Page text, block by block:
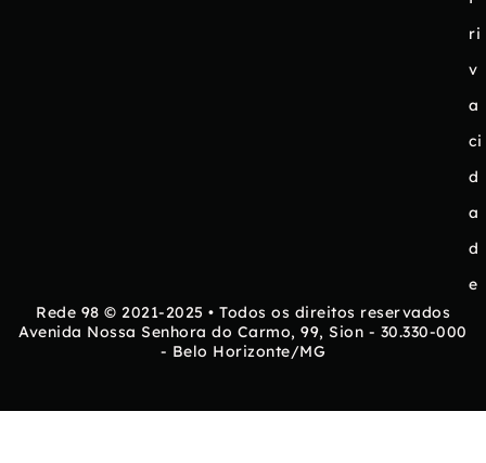
ri
v
a
ci
d
a
d
e
Rede 98 © 2021-2025 • Todos os direitos reservados
Avenida Nossa Senhora do Carmo, 99, Sion - 30.330-000
- Belo Horizonte/MG